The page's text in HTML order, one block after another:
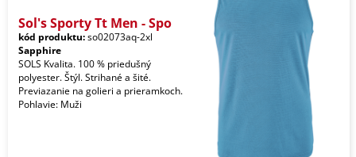
Sol's Sporty Tt Men - Spo
kód produktu:so02073aq-2xl
Sapphire
SOLS Kvalita. 100 % priedušný
polyester. Štýl. Strihané a šité.
Previazanie na golieri a prieramkoch.
Pohlavie: Muži